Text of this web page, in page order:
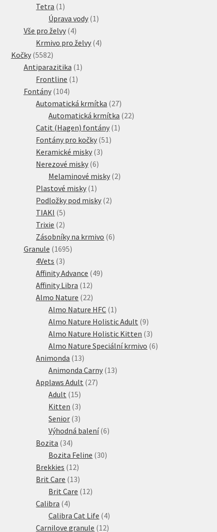
Tetra 1 1
produkt
Úprava vody 1 1
Vše pro želvy 44
produkty
Krmivo pro želvy 44
Kočky 55825582
produktů
Antiparazitika 1 1
Frontline 1 1
Fontány 104104
produktů
Automatická krmítka 2727
produktů
Automatická krmítka 2222
Catit (Hagen) fontány 1 1
Fontány pro kočky 51 51
Keramické misky 33
Nerezové misky 66
produktů
Melaminové misky 22
Plastové misky 1 1
produkt
Podložky pod misky 22
TIAKI 55
produktů
Trixie 22
produkty
Zásobníky na krmivo 66
Granule 16951695
4Vets 33
produkty
Affinity Advance 4949
Affinity Libra 1212
produktů
Almo Nature 2222
produktů
Almo Nature HFC 1 1
produkt
Almo Nature Holistic Adult 99
produktů
Almo Nature Holistic Kitten 33
produkty
Almo Nature Speciální krmivo 66
Animonda 1313
produktů
Animonda Carny 1313
Applaws Adult 2727
Adult 1515
produktů
Kitten 33
produkty
Senior 33
produkty
Výhodná balení 66
Bozita 3434
produktů
Bozita Feline 3030
Brekkies 1212
produktů
Brit Care 1313
produktů
Brit Care 1212
Calibra 44
produkty
Calibra Cat Life 44
produkty
Carnilove granule 1212